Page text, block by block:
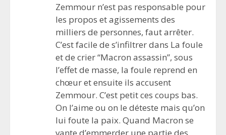
Zemmour n’est pas responsable pour
les propos et agissements des
milliers de personnes, faut arrêter.
C’est facile de s’infiltrer dans La foule
et de crier “Macron assassin”, sous
l’effet de masse, la foule reprend en
chœur et ensuite ils accusent
Zemmour. C’est petit ces coups bas.
On l’aime ou on le déteste mais qu’on
lui foute la paix. Quand Macron se
vante d’emmerder une partie des